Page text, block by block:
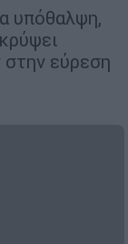
υπόθαλψη,
εύρεση